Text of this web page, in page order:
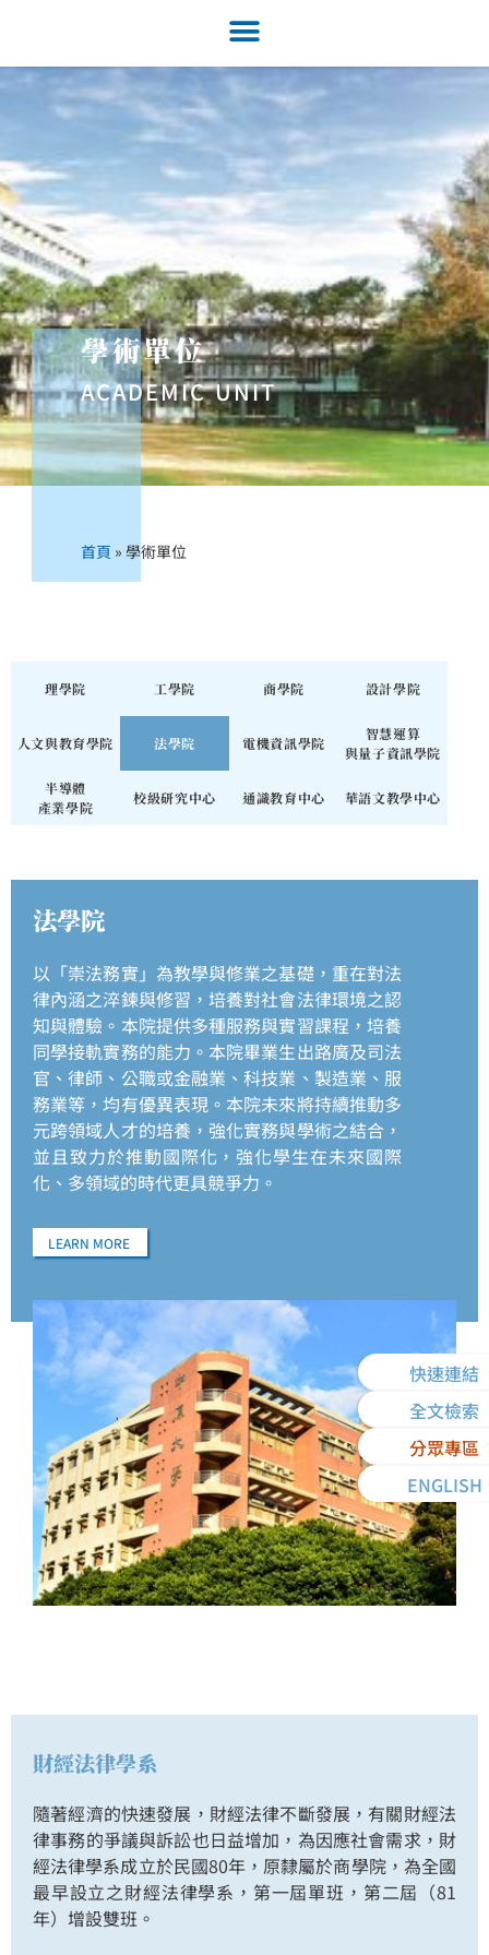
快速連結
全文檢索
分眾專區
ENGLISH
學術單位
ACADEMIC UNIT
首頁 »學術單位
理學院 工學院 商學院 設計學院
人文與教育學院 法學院 電機資訊學院
智慧運算
與量子資訊學院
半導體
產業學院
校級研究中心 通識教育中心 華語文教學中心
法學院
以「崇法務實」為教學與修業之基礎，重在對法
律內涵之淬鍊與修習，培養對社會法律環境之認
知與體驗。本院提供多種服務與實習課程，培養
同學接軌實務的能力。本院畢業生出路廣及司法
官、律師、公職或金融業、科技業、製造業、服
務業等，均有優異表現。本院未來將持續推動多
元跨領域人才的培養，強化實務與學術之結合，
並且致力於推動國際化，強化學生在未來國際
化、多領域的時代更具競爭力。
LEARN MORE
財經法律學系
隨著經濟的快速發展，財經法律不斷發展，有關財經法
律事務的爭議與訴訟也日益增加，為因應社會需求，財
經法律學系成立於民國80年，原隸屬於商學院，為全國
最早設立之財經法律學系，第一屆單班，第二屆（81
年）增設雙班。